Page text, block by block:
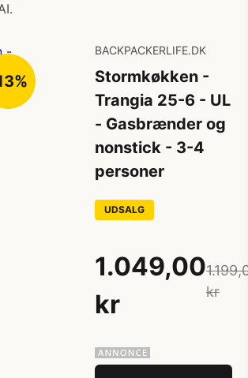
BACKPACKERLIFE.DK
Stormkøkken -
Trangia 25-6 - UL
- Gasbrænder og
nonstick - 3-4
personer
UDSALG
1.049,00
kr
kr